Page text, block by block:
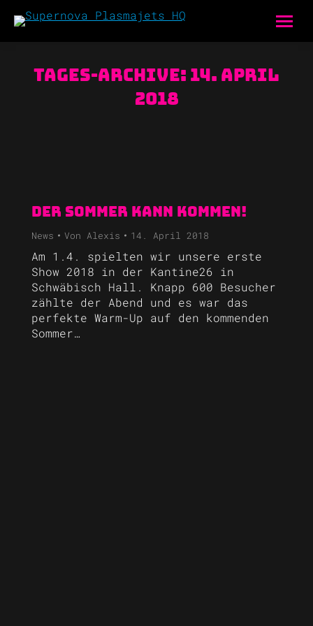
Tages-Archive: 14. April
2018
Der Sommer kann kommen!
News Von Alexis 14. April 2018
Am 1.4. spielten wir unsere erste
Show 2018 in der Kantine26 in
Schwäbisch Hall. Knapp 600 Besucher
zählte der Abend und es war das
perfekte Warm-Up auf den kommenden
Sommer…